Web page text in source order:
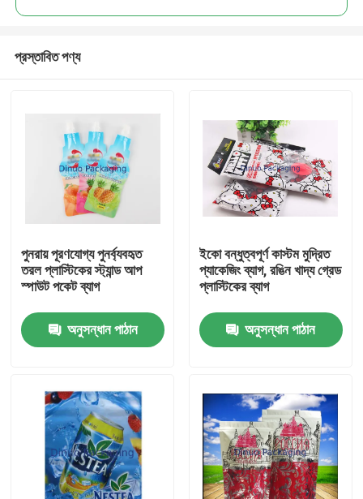
বাড়ি
ভিডিও
প্রস্তাবিত পণ্য
পুনরায় পূরণযোগ্য পুনর্ব্যবহৃত
তরল প্লাস্টিকের স্ট্যান্ড আপ
স্পাউট পকেট ব্যাগ
অনুসন্ধান পাঠান
ইকো বন্ধুত্বপূর্ণ কাস্টম মুদ্রিত
প্যাকেজিং ব্যাগ, রঙিন খাদ্য গ্রেড
প্লাস্টিকের ব্যাগ
অনুসন্ধান পাঠান